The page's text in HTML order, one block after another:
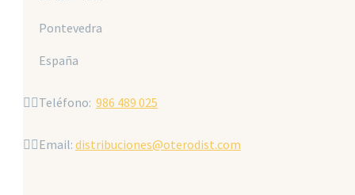
Pontevedra
España
Teléfono: 986 489 025
Email: distribuciones@oterodist.com